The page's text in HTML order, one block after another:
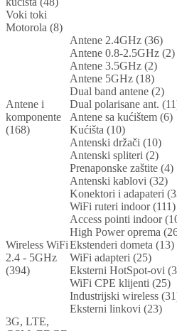
Voki toki
Motorola (8)
Antene i
komponente
(168)
Antene 2.4GHz (36)
Antene 0.8-2.5GHz (2)
Antene 3.5GHz (2)
Antene 5GHz (18)
Dual band antene (2)
Dual polarisane ant.
Antene sa kućištem (6)
Kućišta (10)
Antenski držači (10)
Antenski spliteri (2)
Prenaponske zaštite (4)
Antenski kablovi (32)
Konektori i adapateri
Wireless WiFi
2.4 - 5GHz
(394)
WiFi ruteri indoor (111)
Access pointi indoor
High Power oprema
Ekstenderi dometa (13)
WiFi adapteri (25)
Eksterni HotSpot-ovi
WiFi CPE klijenti (25)
Industrijski wireless
Eksterni linkovi (23)
3G, LTE,